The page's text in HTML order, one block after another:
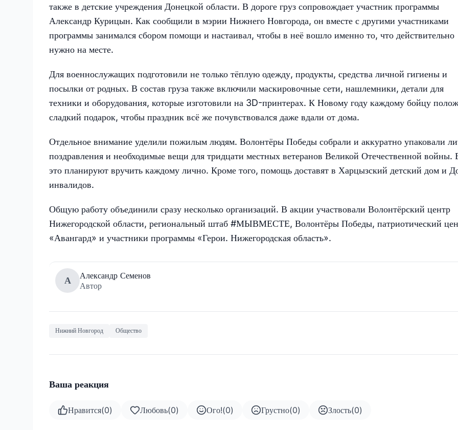
также в детские учреждения Донецкой области. В дороге груз сопровождает участник программы
Александр Курицын. Как сообщили в мэрии Нижнего Новгорода, он вместе с другими участниками
программы занимался сбором помощи и настаивал, чтобы в неё вошло именно то, что действительно
нужно на месте.
Для военнослужащих подготовили не только тёплую одежду, продукты, средства личной гигиены и
посылки от родных. В состав груза также включили маскировочные сети, нашлемники, детали для
техники и оборудования, которые изготовили на 3D-принтерах. К Новому году каждому бойцу
сладкий подарок, чтобы праздник всё же почувствовался даже вдали от дома.
Отдельное внимание уделили пожилым людям. Волонтёры Победы собрали и аккуратно упаковали
поздравления и необходимые вещи для тридцати местных ветеранов Великой Отечественной войны.
это планируют вручить каждому лично. Кроме того, помощь доставят в Харцызский детский дом и
инвалидов.
Общую работу объединили сразу несколько организаций. В акции участвовали Волонтёрский центр
Нижегородской области, региональный штаб #МЫВМЕСТЕ, Волонтёры Победы, патриотический
«Авангард» и участники программы «Герои. Нижегородская область».
А
Александр Семенов
Автор
Нижний Новгород Общество
Ваша реакция
Нравится(0) Любовь(0) Ого!(0) Грустно(0) Злость(0)